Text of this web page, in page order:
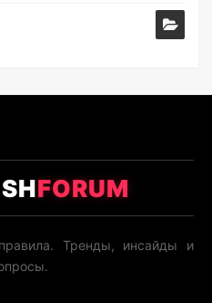
FORUM
Тренды, инсайды и